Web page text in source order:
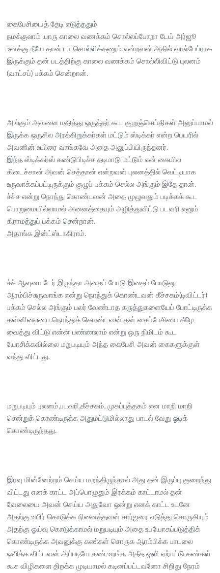
கைபேசியைத் தேடி எடுத்ததும்
நமக்குலாம் யாரு காலை வணக்கம் சொல்லப்போறா டேய் அர்ஜூ
உனக்கு நீயே தான் டா சொல்லிக்கணும் என்றவன் அதில் வால்பேப்ராக
இருக்கும் தன் படத்திற்கு காலை வணக்கம் சொல்லிவிட்டு புலனம்
(வாட்சப்) பக்கம் சென்றான்.
அங்கும் அவனை மதித்து ஒருத்தர் கூட குறுஞ்செய்திகள் அனுப்பாமல்
இருக்க ஒருசில அரக்கிறுக்கர்கள் மட்டும் ஸ்டிக்கர் என்ற பெயரில்
அவனின் உயிரை வாங்கவே அதை அனுப்பியிருந்தனர்.
இந்த ஸ்டிக்கர்ஸ் கண்டுபிடிச்ச தடிமாடு மட்டும் என் கையில
கிடைச்சான் அவன் செத்தான் என்றவன் புலனத்தில் வெட்டியாக
உருவாக்கப்பட்டிருக்கும் குழுப் பக்கம் செல்ல அங்கும் இதே தான்.
ச்ச்ச என்று நொந்து கொண்டவன் அதை முழுவதும் படிக்கக் கூட
பொறுமையில்லாமல் அனைத்தையும் அழித்துவிட்டு படவரி எனும்
கிராமத்துப் பக்கம் சென்றான்.
அதாங்க இன்ட்ஸ்டாகிராம்.
ச்ச் ஆவுனா டேர் இருந்தா அதைப் போடு இதைப் போடுனு
ஆரம்பிச்சுருவாங்க என்று நொந்துக் கொண்டவன் கீச்சகம்(டிவிட்டர்)
பக்கம் செல்ல அங்கும் பலர் வேண்டாத கருத்துகளையேப் போட்டிருக்க
தன்னிலையை நொந்துக் கொண்டவன் தன் கைப்பேசியை கீழே
வைத்து விட்டு என்ன பண்ணலாம் என்று ஒரு நிமிடம் கூட
யோசிக்கவில்லை மறுபடியும் அந்த கைபேசி அவன் கைகளுக்குள்
வந்து விட்டது.
மறுபடியும் புலனம்,படவரி,கீச்சகம், முகப்புத்தகம் என மாறி மாறி
சென்றுக் கொண்டிருக்க அதுமட்டுமில்லாது பாடல் வேறு ஓடிக்
கொண்டிருந்தது.
இரவு மின்னேற்றம் செய்ய மறந்திருந்தால் அது தன் இருப்பு குறைந்து
விட்டது எனக் காட்ட அப்பொழுதும் இரக்கம் காட்டாமல் தன்
வேலையை அவன் செய்ய அதுவோ ஒன்று எனக் காட்ட உடனே
அதற்கு உயிர் கொடுக்க நினைத்தவன் சார்ஜரை எடுத்து சொருகியும்
அதற்கு ஓய்வு கொடுக்காமல் மறுபடியும் அதை உபயோகப்படுத்திக்
கொண்டிருக்க அவனுக்கு கண்கள் சொருக ஆரம்பிக்க பாடலை
ஒலிக்க விட்டவன் அப்படியே கண் உறங்க அதீத ஒளி ஏற்பட்டு கண்கள்
கூச விழிகளை திறக்க முடியாமல் கடினப்பட்டவனோ சிறிது நேரம்